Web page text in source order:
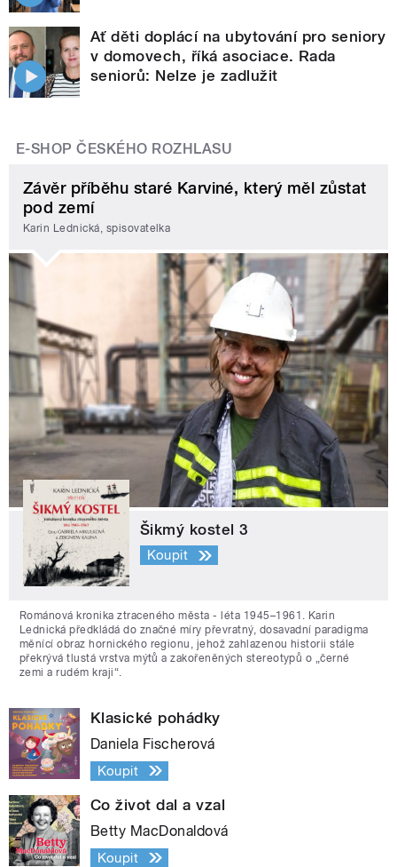
Ať děti doplácí na ubytování pro seniory
v domovech, říká asociace. Rada
seniorů: Nelze je zadlužit
E-SHOP ČESKÉHO ROZHLASU
Závěr příběhu staré Karviné, který měl zůstat
pod zemí
Karin Lednická, spisovatelka
Šikmý kostel 3
Koupit
Románová kronika ztraceného města - léta 1945–1961. Karin
Lednická předkládá do značné míry převratný, dosavadní paradigma
měnící obraz hornického regionu, jehož zahlazenou historii stále
překrývá tlustá vrstva mýtů a zakořeněných stereotypů o „černé
zemi a rudém kraji“.
Klasické pohádky
Daniela Fischerová
Koupit
Co život dal a vzal
Betty MacDonaldová
Koupit